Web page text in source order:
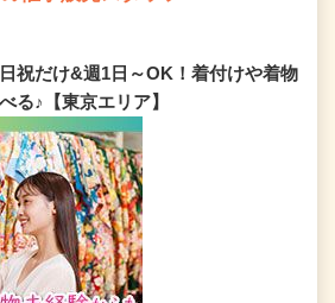
祝だけ&週1日～OK！着付けや着物
る♪【東京エリア】